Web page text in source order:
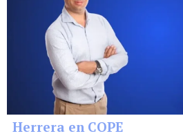
Herrera en COPE